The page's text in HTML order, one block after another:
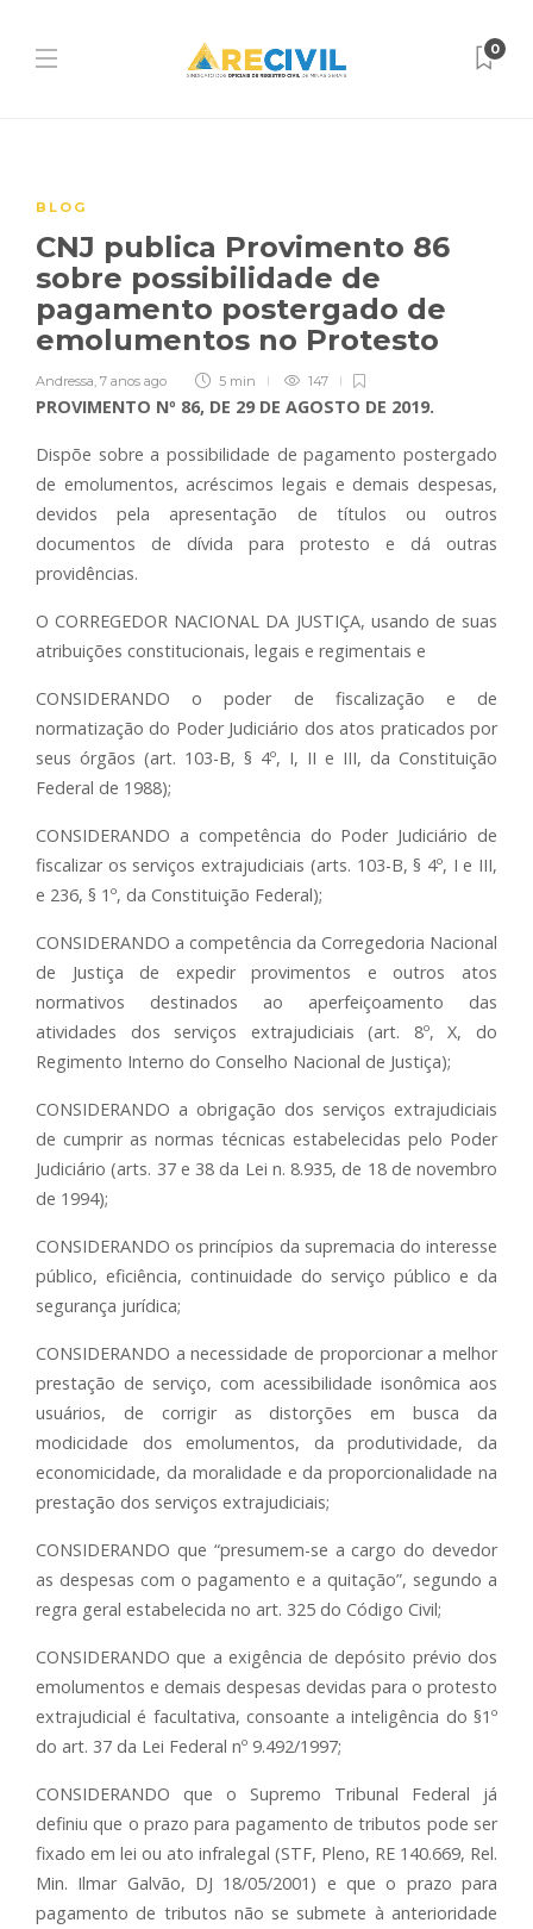
0
BLOG
CNJ publica Provimento 86
sobre possibilidade de
pagamento postergado de
emolumentos no Protesto
Andressa, 7 anos ago 5 min 147
PROVIMENTO Nº 86, DE 29 DE AGOSTO DE 2019.
Dispõe sobre a possibilidade de pagamento postergado
de emolumentos, acréscimos legais e demais despesas,
devidos pela apresentação de títulos ou outros
documentos de dívida para protesto e dá outras
providências.
O CORREGEDOR NACIONAL DA JUSTIÇA, usando de suas
atribuições constitucionais, legais e regimentais e
CONSIDERANDO o poder de fiscalização e de
normatização do Poder Judiciário dos atos praticados por
seus órgãos (art. 103-B, § 4º, I, II e III, da Constituição
Federal de 1988);
CONSIDERANDO a competência do Poder Judiciário de
fiscalizar os serviços extrajudiciais (arts. 103-B, § 4º, I e III,
e 236, § 1º, da Constituição Federal);
CONSIDERANDO a competência da Corregedoria Nacional
de Justiça de expedir provimentos e outros atos
normativos destinados ao aperfeiçoamento das
atividades dos serviços extrajudiciais (art. 8º, X, do
Regimento Interno do Conselho Nacional de Justiça);
CONSIDERANDO a obrigação dos serviços extrajudiciais
de cumprir as normas técnicas estabelecidas pelo Poder
Judiciário (arts. 37 e 38 da Lei n. 8.935, de 18 de novembro
de 1994);
CONSIDERANDO os princípios da supremacia do interesse
público, eficiência, continuidade do serviço público e da
segurança jurídica;
CONSIDERANDO a necessidade de proporcionar a melhor
prestação de serviço, com acessibilidade isonômica aos
usuários, de corrigir as distorções em busca da
modicidade dos emolumentos, da produtividade, da
economicidade, da moralidade e da proporcionalidade na
prestação dos serviços extrajudiciais;
CONSIDERANDO que “presumem-se a cargo do devedor
as despesas com o pagamento e a quitação”, segundo a
regra geral estabelecida no art. 325 do Código Civil;
CONSIDERANDO que a exigência de depósito prévio dos
emolumentos e demais despesas devidas para o protesto
extrajudicial é facultativa, consoante a inteligência do §1º
do art. 37 da Lei Federal nº 9.492/1997;
CONSIDERANDO que o Supremo Tribunal Federal já
definiu que o prazo para pagamento de tributos pode ser
fixado em lei ou ato infralegal (STF, Pleno, RE 140.669, Rel.
Min. Ilmar Galvão, DJ 18/05/2001) e que o prazo para
pagamento de tributos não se submete à anterioridade